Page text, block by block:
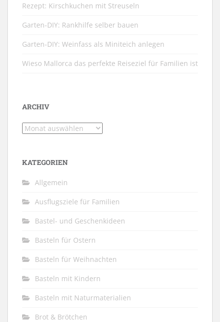
Rezept: Kirschkuchen mit Streuseln
Garten-DIY: Rankhilfe selber bauen
Garten-DIY: Weinfass als Miniteich anlegen
Wieso Mallorca das perfekte Reiseziel für Familien ist
ARCHIV
Archiv
KATEGORIEN
Allgemein
Ausflugsziele für Familien
Bastel- und Geschenkideen
Basteln für Ostern
Basteln für Weihnachten
Basteln mit Kindern
Basteln mit Naturmaterialien
Brot & Brötchen